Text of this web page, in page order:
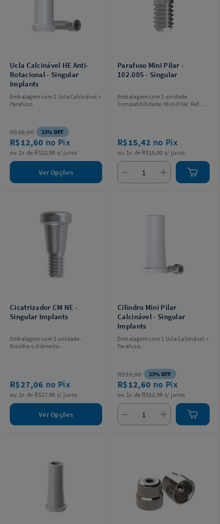
Ucla Calcinável HE Anti-
Rotacional - Singular
Implants
Embalagem com 1 Ucla Calcinável +
Parafuso
R$18,90 33% OFF
R$12,60 no Pix
ou 1x de R$12,99 s/ juros
Ver Opções
Parafuso Mini Pilar -
102.005 - Singular
Embalagem com 1 unidade.
Compatibilidade: Mini Pilar. Ref.
R$15,42 no Pix
ou 1x de R$15,90 s/ juros
Cicatrizador CM NE -
Singular Implants
Embalagem com 1 unidade.
Escolha o diâmetro.
R$27,06 no Pix
ou 1x de R$27,90 s/ juros
Ver Opções
Cilindro Mini Pilar
Calcinável - Singular
Implants
Embalagem com 1 Ucla Calcinável +
Parafuso.
R$18,90 33% OFF
R$12,60 no Pix
ou 1x de R$12,99 s/ juros